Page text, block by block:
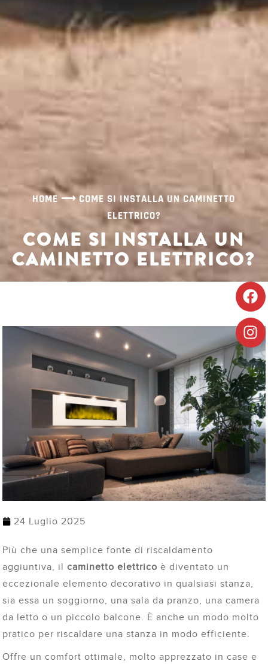
HOME ⟶COME SI INSTALLA UN CAMINETTO
ELETTRICO?
COME SI INSTALLA UN
CAMINETTO ELETTRICO?
24 Luglio 2025
Più che una semplice fonte di riscaldamento
aggiuntiva, ilcaminetto elettrico è diventato un
eccezionale elemento decorativo in qualsiasi stanza,
sia essa un soggiorno, una sala da pranzo, una camera
da letto o un piccolo balcone. È anche un modo molto
pratico per riscaldare una stanza in modo efficiente.
Offre un comfort ottimale, molto apprezzato in case e